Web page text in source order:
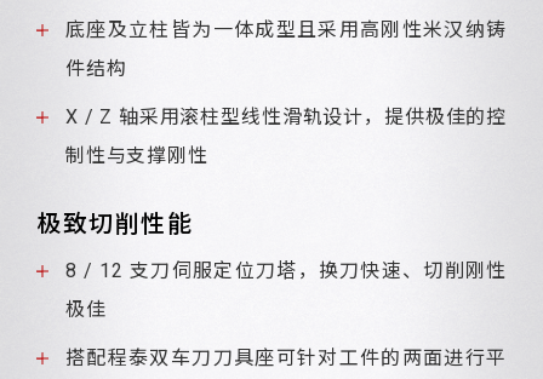
底座及立柱皆为一体成型且采用高刚性米汉纳铸
件结构
X / Z 轴采用滚柱型线性滑轨设计，提供极佳的控
制性与支撑刚性
极致切削性能
8 / 12 支刀伺服定位刀塔，换刀快速、切削刚性
极佳
搭配程泰双车刀刀具座可针对工件的两面进行平